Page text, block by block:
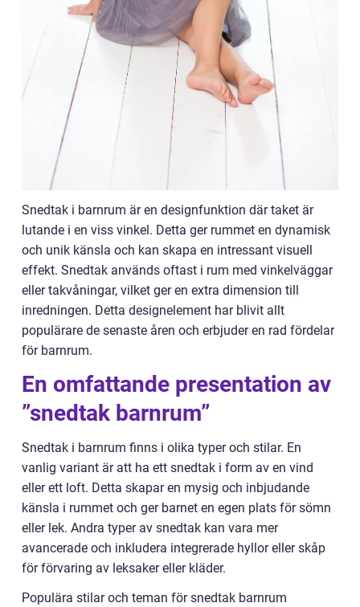
Snedtak i barnrum är en designfunktion där taket är
lutande i en viss vinkel. Detta ger rummet en dynamisk
och unik känsla och kan skapa en intressant visuell
effekt. Snedtak används oftast i rum med vinkelväggar
eller takvåningar, vilket ger en extra dimension till
inredningen. Detta designelement har blivit allt
populärare de senaste åren och erbjuder en rad fördelar
för barnrum.
En omfattande presentation av
”snedtak barnrum”
Snedtak i barnrum finns i olika typer och stilar. En
vanlig variant är att ha ett snedtak i form av en vind
eller ett loft. Detta skapar en mysig och inbjudande
känsla i rummet och ger barnet en egen plats för sömn
eller lek. Andra typer av snedtak kan vara mer
avancerade och inkludera integrerade hyllor eller skåp
för förvaring av leksaker eller kläder.
Populära stilar och teman för snedtak barnrum